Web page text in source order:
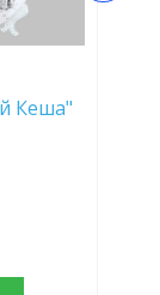
Кеша"